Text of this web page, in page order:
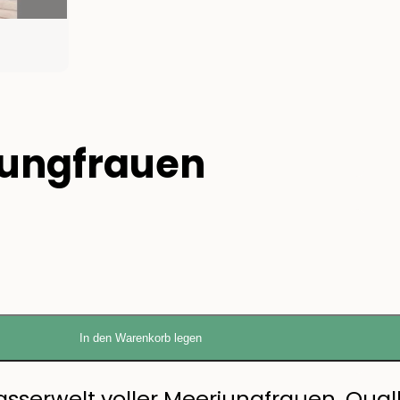
In den Warenkorb legen